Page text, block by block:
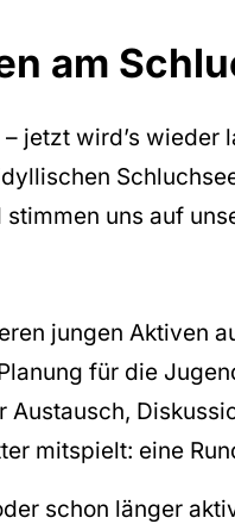
am
jetzt wird’s
uns auf
jungen Aktiven
für die
Austausch,
mitspielt: eine
schon länger